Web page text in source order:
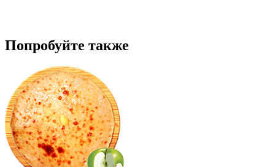
Попробуйте также